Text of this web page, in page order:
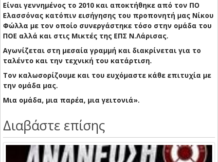
Είναι γεννημένος το 2010 και αποκτήθηκε από τον ΠΟ
Ελασσόνας κατόπιν εισήγησης του προπονητή μας Νίκου
Φώλλα με τον οποίο συνεργάστηκε τόσο στην ομάδα του
ΠΟΕ αλλά και στις Μικτές της ΕΠΣ Ν.Λάρισας.
Αγωνίζεται στη μεσαία γραμμή και διακρίνεται για το
ταλέντο και την τεχνική του κατάρτιση.
Τον καλωσορίζουμε και του ευχόμαστε κάθε επιτυχία με
την ομάδα μας.
Μια ομάδα, μια παρέα, μια γειτονιά».
Διαβάστε επίσης